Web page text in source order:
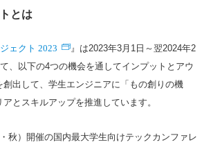
とは
ェクト 2023
』は2023年3月1日～翌2024年2
、以下の4つの機会を通してインプットとアウ
創出して、学生エンジニアに「もの創りの機
とスキルアップを推進しています。
秋）開催の国内最大学生向けテックカンファレ